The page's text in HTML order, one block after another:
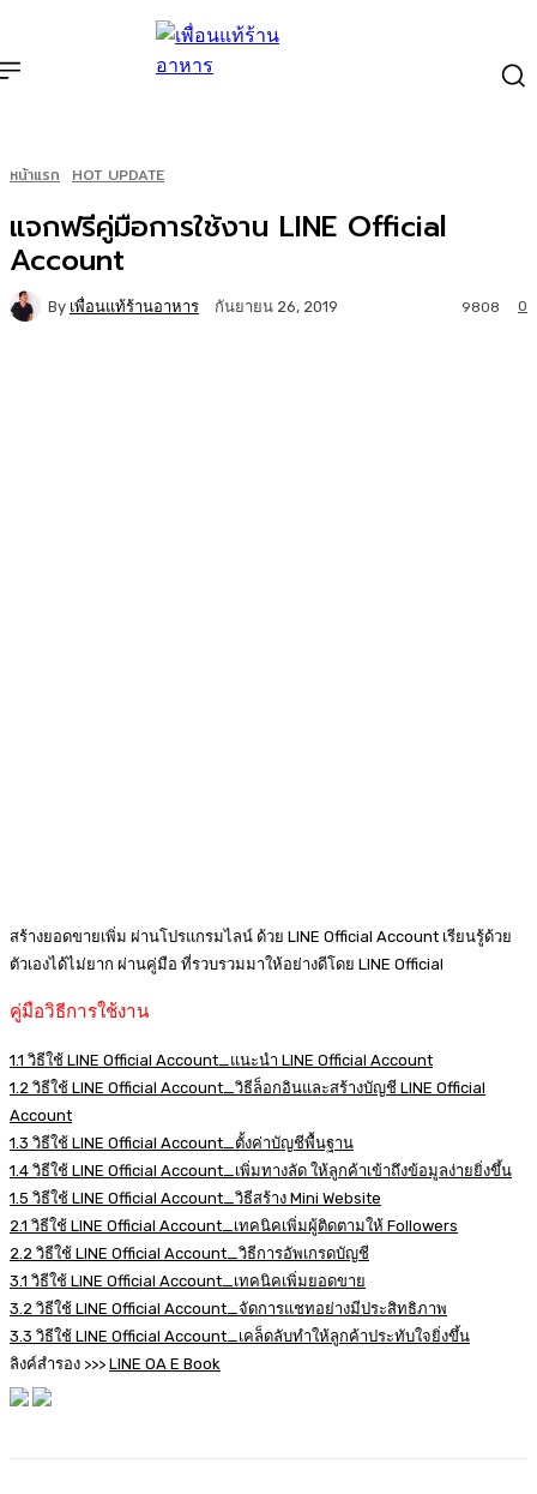
หน้าแรก HOT UPDATE
แจกฟรีคู่มือการใช้งาน LINE Official
Account
By เพื่อนแท้ร้านอาหาร กันยายน 26, 2019 0
9808
สร้างยอดขายเพิ่ม ผ่านโปรแกรมไลน์ ด้วย LINE Official Account เรียนรู้ด้วย
ตัวเองได้ไม่ยาก ผ่านคู่มือ ที่รวบรวมมาให้อย่างดีโดย LINE Official
คู่มือวิธีการใช้งาน
1.1 วิธีใช้ LINE Official Account_แนะนำ LINE Official Account
1.2 วิธีใช้ LINE Official Account_วิธีล็อกอินและสร้างบัญชี LINE Official
Account
1.3 วิธีใช้ LINE Official Account_ตั้งค่าบัญชีพื้นฐาน
1.4 วิธีใช้ LINE Official Account_เพิ่มทางลัด ให้ลูกค้าเข้าถึงข้อมูลง่ายยิ่งขึ้น
1.5 วิธีใช้ LINE Official Account_วิธีสร้าง Mini Website
2.1 วิธีใช้ LINE Official Account_เทคนิคเพิ่มผู้ติดตามให้ Followers
2.2 วิธีใช้ LINE Official Account_วิธีการอัพเกรดบัญชี
3.1 วิธีใช้ LINE Official Account_เทคนิคเพิ่มยอดขาย
3.2 วิธีใช้ LINE Official Account_จัดการแชทอย่างมีประสิทธิภาพ
3.3 วิธีใช้ LINE Official Account_เคล็ดลับทำให้ลูกค้าประทับใจยิ่งขึ้น
ลิงค์สำรอง >>> LINE OA E Book